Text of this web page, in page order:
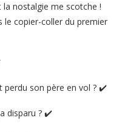
la nostalgie me scotche !
le copier-coller du premier
perdu son père en vol ? ✔️
disparu ? ✔️